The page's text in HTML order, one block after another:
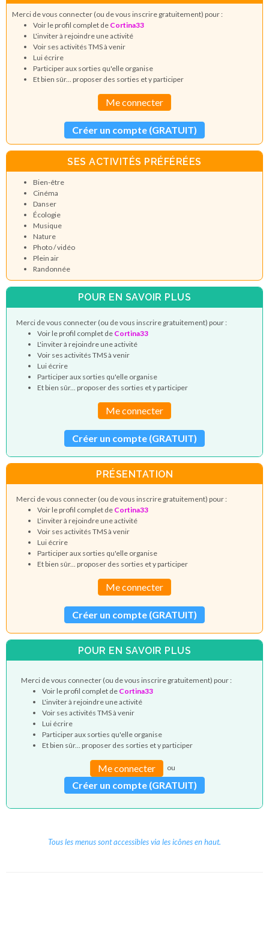
Merci de vous connecter (ou de vous inscrire gratuitement) pour :
Voir le profil complet de Cortina33
L'inviter à rejoindre une activité
Voir ses activités TMS à venir
Lui écrire
Participer aux sorties qu'elle organise
Et bien sûr... proposer des sorties et y participer
Me connecter
Créer un compte (GRATUIT)
SES ACTIVITÉS PRÉFÉRÉES
Bien-être
Cinéma
Danser
Écologie
Musique
Nature
Photo / vidéo
Plein air
Randonnée
POUR EN SAVOIR PLUS
Merci de vous connecter (ou de vous inscrire gratuitement) pour :
Voir le profil complet de Cortina33
L'inviter à rejoindre une activité
Voir ses activités TMS à venir
Lui écrire
Participer aux sorties qu'elle organise
Et bien sûr... proposer des sorties et y participer
Me connecter
Créer un compte (GRATUIT)
PRÉSENTATION
Merci de vous connecter (ou de vous inscrire gratuitement) pour :
Voir le profil complet de Cortina33
L'inviter à rejoindre une activité
Voir ses activités TMS à venir
Lui écrire
Participer aux sorties qu'elle organise
Et bien sûr... proposer des sorties et y participer
Me connecter
Créer un compte (GRATUIT)
POUR EN SAVOIR PLUS
Merci de vous connecter (ou de vous inscrire gratuitement) pour :
Voir le profil complet de Cortina33
L'inviter à rejoindre une activité
Voir ses activités TMS à venir
Lui écrire
Participer aux sorties qu'elle organise
Et bien sûr... proposer des sorties et y participer
Me connecter ou
Créer un compte (GRATUIT)
Tous les menus sont accessibles via les icônes en haut.